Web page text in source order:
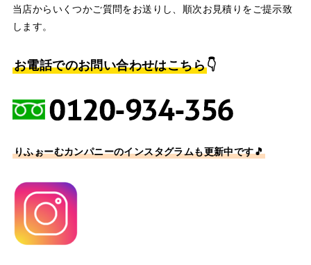
当店からいくつかご質問をお送りし、順次お見積りをご提示致
します。
お電話でのお問い合わせはこちら👇
りふぉーむカンパニーのインスタグラムも更新中です🎵